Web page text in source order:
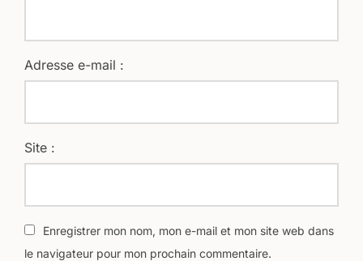
Adresse e-mail :
Site :
Enregistrer mon nom, mon e-mail et mon site web dans
le navigateur pour mon prochain commentaire.